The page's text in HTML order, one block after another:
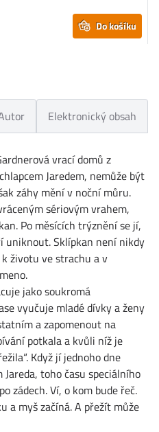
Do košíku
Elektronický obsah
vrací domů z
Jaredem, nemůže být
záhy mění v noční můru.
sériovým vrahem,
Po měsících trýznění se jí,
uniknout. Sklípkan není nikdy
k životu ve strachu a v
jako soukromá
vyučuje mladé dívky a ženy
a zapomenout na
potkala a kvůli níž je
Když jí jednoho dne
toho času speciálního
zádech. Ví, o kom bude řeč.
a myš začíná. A přežít může